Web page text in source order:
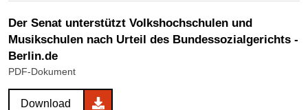
Der Senat unterstützt Volkshochschulen und
Musikschulen nach Urteil des Bundessozialgerichts -
Berlin.de
PDF-Dokument
Download